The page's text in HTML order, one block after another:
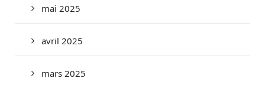
mai 2025
avril 2025
mars 2025